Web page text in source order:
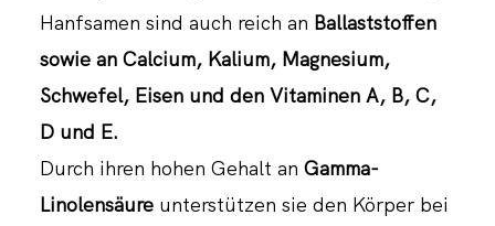
Hanfsamen sind auch reich an Ballaststoffen
sowie an Calcium, Kalium, Magnesium,
Schwefel, Eisen und den Vitaminen A, B, C,
D und E.
Durch ihren hohen Gehalt an Gamma-
Linolensäureunterstützen sie den Körper bei